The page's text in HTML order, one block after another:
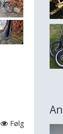
Følg